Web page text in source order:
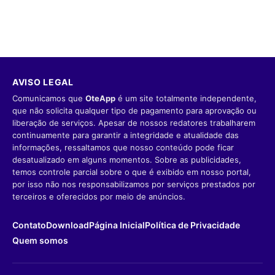
AVISO LEGAL
Comunicamos que OteApp é um site totalmente independente,
que não solicita qualquer tipo de pagamento para aprovação ou
liberação de serviços. Apesar de nossos redatores trabalharem
continuamente para garantir a integridade e atualidade das
informações, ressaltamos que nosso conteúdo pode ficar
desatualizado em alguns momentos. Sobre as publicidades,
temos controle parcial sobre o que é exibido em nosso portal,
por isso não nos responsabilizamos por serviços prestados por
terceiros e oferecidos por meio de anúncios.
ContatoDownloadPágina InicialPolítica de Privacidade
Quem somos